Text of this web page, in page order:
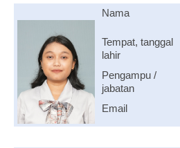
Nama
Tempat, tanggal
lahir
Pengampu /
jabatan
Email